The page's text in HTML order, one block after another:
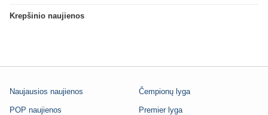
Krepšinio naujienos
Naujausios naujienos
POP naujienos
Čempionų lyga
Premier lyga